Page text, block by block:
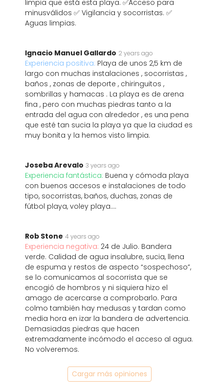
limpia que está esta playa. ✅Acceso para
minusválidos ✅ Vigilancia y socorristas. ✅
Aguas limpias.
Ignacio Manuel Gallardo 2 years ago
Experiencia positiva: Playa de unos 2,5 km de
largo con muchas instalaciones , socorristas ,
baños , zonas de deporte , chiringuitos ,
sombrillas y hamacas . La playa es de arena
fina , pero con muchas piedras tanto a la
entrada del agua con alrededor , es una pena
que esté tan sucia la playa ya que la ciudad es
muy bonita y la hemos visto limpia.
Joseba Arevalo 3 years ago
Experiencia fantástica: Buena y cómoda playa
con buenos accesos e instalaciones de todo
tipo, socorristas, baños, duchas, zonas de
fútbol playa, voley playa....
Rob Stone 4 years ago
Experiencia negativa: 24 de Julio. Bandera
verde. Calidad de agua insalubre, sucia, llena
de espuma y restos de aspecto “sospechoso”,
se lo comunicamos al socorrista que se
encogió de hombros y ni siquiera hizo el
amago de acercarse a comprobarlo. Para
colmo también hay medusas y tardan como
media hora en izar la bandera de advertencia.
Demasiadas piedras que hacen
extremadamente incómodo el acceso al agua.
No volveremos.
Cargar más opiniones